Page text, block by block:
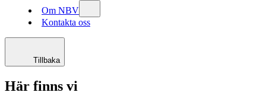
Om NBV
Kontakta oss
Tillbaka
Här finns vi